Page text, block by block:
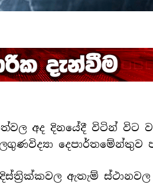
අද දිනයේදී විටින් විට
දෙපාර්තමේන්තුව
ඇතැම්